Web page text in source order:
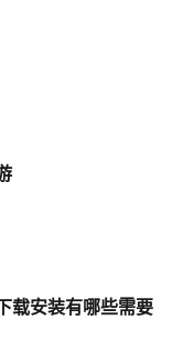
载安装有哪些需要